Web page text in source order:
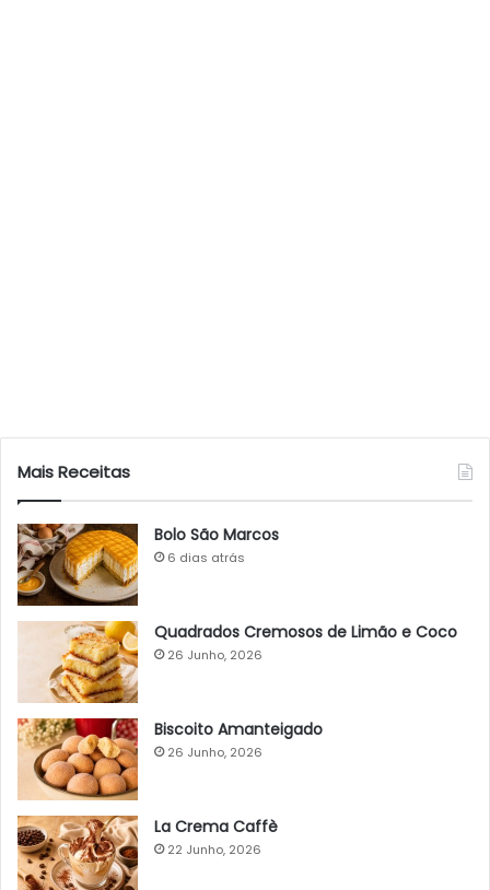
Mais Receitas
Bolo São Marcos
6 dias atrás
Quadrados Cremosos de Limão e Coco
26 Junho, 2026
Biscoito Amanteigado
26 Junho, 2026
La Crema Caffè
22 Junho, 2026